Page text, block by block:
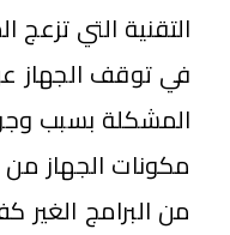
التقنية التي
في توقف الجهاز
المشكلة بسبب
مكونات الجهاز
من البرامج الغير